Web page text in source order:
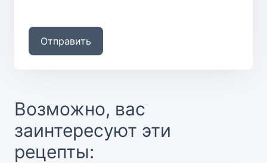
Отправить
Возможно, вас
заинтересуют эти
рецепты: